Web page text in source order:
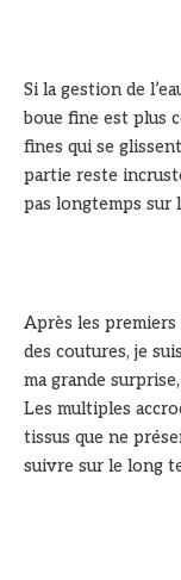
Si la gestion de
boue fine est plus
fines qui se
partie reste
pas longtemps sur
Après les premiers
des coutures, je
ma grande
Les multiples
tissus que ne
suivre sur le long